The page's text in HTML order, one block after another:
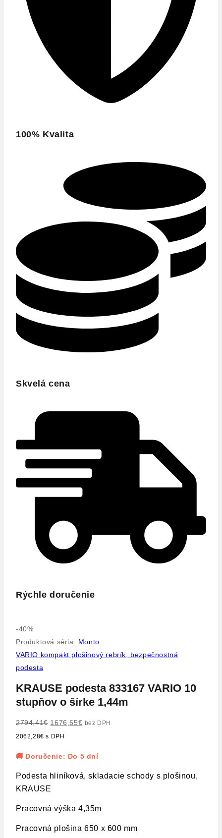
100% Kvalita
Skvelá cena
Rýchle doručenie
-40%Výrobok
na
predaj
Produktová séria: Monto
VARIO kompakt plošinový rebrík, bezpečnostná
podesta
KRAUSE podesta 833167 VARIO 10
stupňov o šírke 1,44m
2794,41€ Pôvodná
cena
2794,41€.
1676,65€Aktuálna
1676,65€.
bez DPH
2062,28€ s DPH
🚚 Doručenie: Do 5 dní
Podesta hliníková, skladacie schody s plošinou,
KRAUSE
Pracovná výška 4,35m
Pracovná plošina 650 x 600 mm